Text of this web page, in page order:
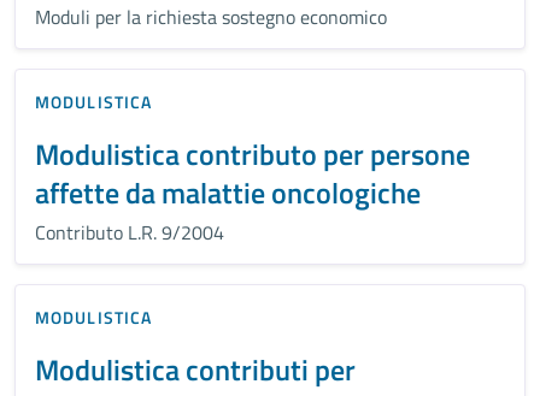
Moduli per la richiesta sostegno economico
MODULISTICA
Modulistica contributo per persone
affette da malattie oncologiche
Contributo L.R. 9/2004
MODULISTICA
Modulistica contributi per